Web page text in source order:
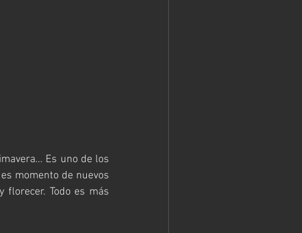
Es uno de los
momento de nuevos
florecer. Todo es más